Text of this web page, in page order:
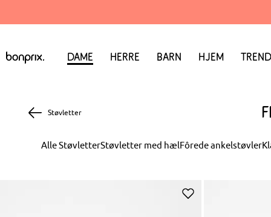
Dame Herre Barn Hjem
Støvletter
Alle StøvletterStøvletter med hælFôrede ankelstøvler